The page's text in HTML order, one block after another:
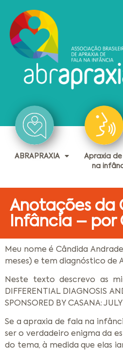
ABRAPRAXIA
Apraxia
na
Anotações da
Infância – por
Meu nome é Cândida
meses) e tem diagnóstico de
Neste texto descrevo as
DIFFERENTIAL DIAGNOSIS
SPONSORED BY CASANA:
Se a apraxia de fala na
ser o verdadeiro enigma da
do tema, à medida que elas